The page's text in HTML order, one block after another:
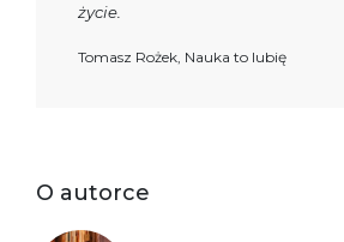
życie.
Tomasz Rożek, Nauka to lubię
O autorce